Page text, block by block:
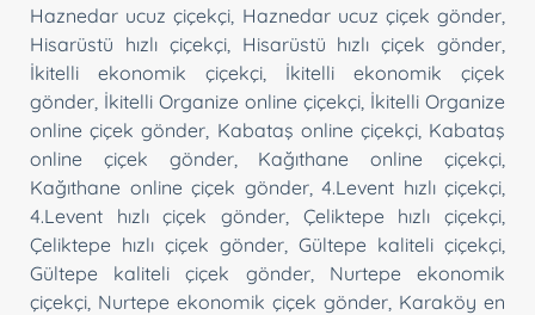
Haznedar ucuz çiçekçi Haznedar ucuz çiçek gönder
Hisarüstü hızlı çiçekçi, Hisarüstü hızlı çiçek gönder
İkitelli ekonomik çiçekçi
İkitelli ekonomik çiçek
gönder İkitelli Organize online çiçekçi İkitelli Organize
online çiçek gönder Kabataş online çiçekçi, Kabataş
online çiçek gönder, Kağıthane online çiçekçi
Kağıthane online çiçek gönder, 4.Levent hızlı çiçekçi
4.Levent hızlı çiçek gönder
Çeliktepe hızlı çiçekçi
Çeliktepe hızlı çiçek gönder Gültepe kaliteli çiçekçi
Gültepe kaliteli çiçek gönder, Nurtepe ekonomik
çiçekçi Nurtepe ekonomik çiçek gönder Karaköy en